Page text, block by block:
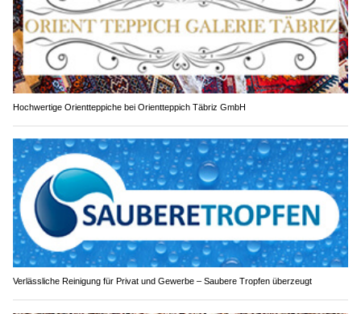
Hochwertige Orientteppiche bei Orientteppich Täbriz GmbH
Verlässliche Reinigung für Privat und Gewerbe – Saubere Tropfen überzeugt